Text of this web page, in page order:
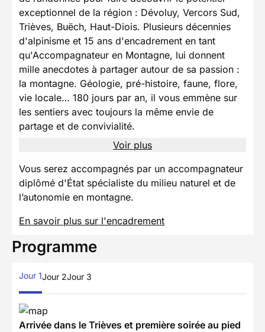
exceptionnel de la région : Dévoluy, Vercors Sud,
Trièves, Buëch, Haut-Diois. Plusieurs décennies
d'alpinisme et 15 ans d'encadrement en tant
qu'Accompagnateur en Montagne, lui donnent
mille anecdotes à partager autour de sa passion :
la montagne. Géologie, pré-histoire, faune, flore,
vie locale… 180 jours par an, il vous emmène sur
les sentiers avec toujours la même envie de
partage et de convivialité.
Voir plus
Vous serez accompagnés par un accompagnateur
diplômé d'État spécialiste du milieu naturel et de
l’autonomie en montagne.
En savoir plus sur l'encadrement
Programme
Jour 1Jour 2Jour 3
Arrivée dans le Trièves et première soirée au pied